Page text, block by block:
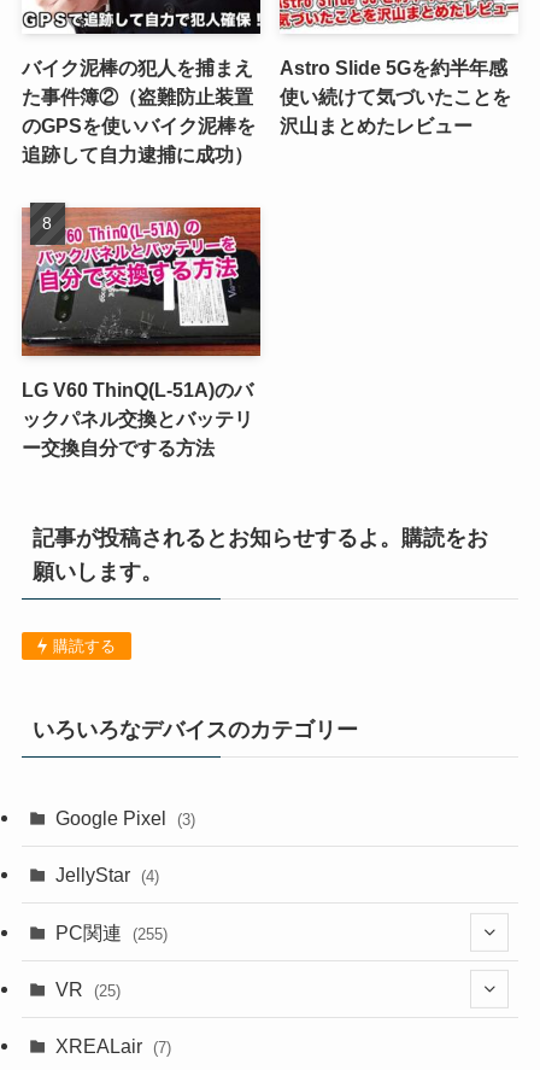
バイク泥棒の犯人を捕まえ
た事件簿②（盗難防止装置
のGPSを使いバイク泥棒を
追跡して自力逮捕に成功）
Astro Slide 5Gを約半年感
使い続けて気づいたことを
沢山まとめたレビュー
LG V60 ThinQ(L-51A)のバ
ックパネル交換とバッテリ
ー交換自分でする方法
記事が投稿されるとお知らせするよ。購読をお
願いします。
購読する
いろいろなデバイスのカテゴリー
Google Pixel (3)
JellyStar (4)
PC関連 (255)
(9)
VR (25)
(18)
XREALair (7)